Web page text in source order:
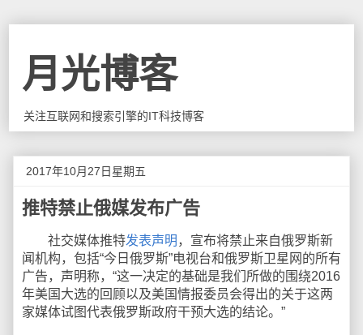
月光博客
关注互联网和搜索引擎的IT科技博客
2017年10月27日星期五
推特禁止俄媒发布广告
社交媒体推特发表声明 ，宣布将禁止来自俄罗斯新
闻机构，包括“今日俄罗斯”电视台和俄罗斯卫星网的所有
广告，声明称，“这一决定的基础是我们所做的围绕2016
年美国大选的回顾以及美国情报委员会得出的关于这两
家媒体试图代表俄罗斯政府干预大选的结论。”